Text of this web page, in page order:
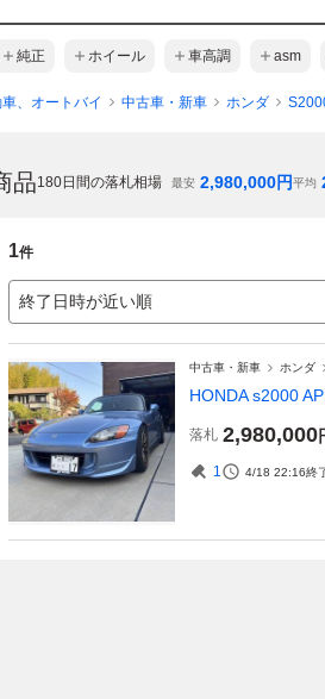
純正 ホイール 車高調 asm
、オートバイ 中古車・新車 ホンダ
品180日間の落札相場 最安 2,980,000円平均
1件
終了日時が近い順
中古車・新車 ホンダ
HONDA s2000
落札 2,980,000
1 4/18 22:16終